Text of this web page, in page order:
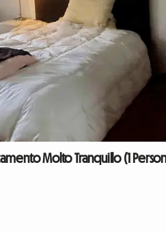
Molto Tranquillo (1